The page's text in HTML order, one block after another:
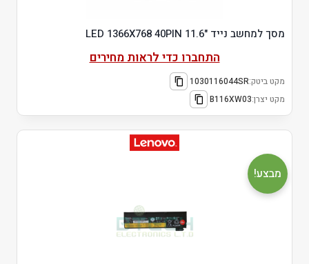
מסך למחשב נייד "11.6 LED 1366X768 40PIN
התחברו כדי לראות מחירים
מקט ביטק:1030116044SR
מקט יצרן:B116XW03
מבצע!